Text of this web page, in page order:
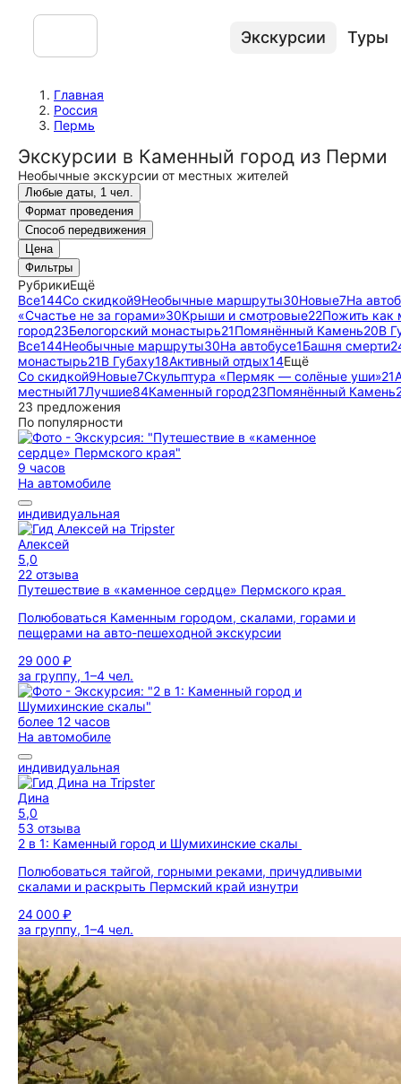
Экскурсии Туры
Главная
Россия
Пермь
Экскурсии в Каменный город из Перми
Необычные экскурсии от местных жителей
Любые даты, 1 чел.
Формат проведения
Способ передвижения
Цена
Фильтры
РубрикиЕщё
Все144Со скидкой9Необычные маршруты30Новые7На
«Счастье не за горами»30Крыши и смотровые22Пожить как
город23Белогорский монастырь21Помянённый Камень20В
Все144Необычные маршруты30На автобусе1Башня смерти
монастырь21В Губаху18Активный отдых14Ещё
Со скидкой9Новые7Скульптура «Пермяк — солёные уши»21
местный17Лучшие84Каменный город23Помянённый Камень
23 предложения
По популярности
9 часов
На автомобиле
индивидуальная
Алексей
5,0
22 отзыва
Путешествие в «каменное сердце» Пермского края
Полюбоваться Каменным городом, скалами, горами и
пещерами на авто-пешеходной экскурсии
29 000 ₽
за группу, 1–4 чел.
более 12 часов
На автомобиле
индивидуальная
Дина
5,0
53 отзыва
2 в 1: Каменный город и Шумихинские скалы
Полюбоваться тайгой, горными реками, причудливыми
скалами и раскрыть Пермский край изнутри
24 000 ₽
за группу, 1–4 чел.